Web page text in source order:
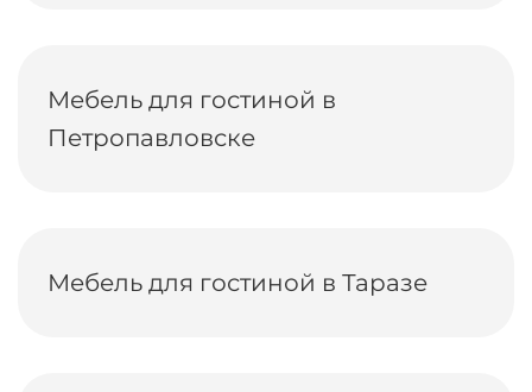
Мебель для гостиной в
Петропавловске
Мебель для гостиной в Таразе